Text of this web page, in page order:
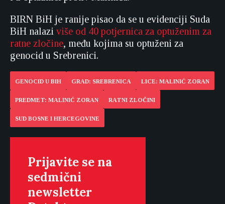
BIRN BiH je ranije pisao da se u evidenciji Suda
BiH nalazi više od 40 potjernica za optuženim za
ratne zločine, među kojima su optuženi za
genocid u Srebrenici.
GENOCID U BIH GRAD: SREBRENICA LICE: MALINIĆ ZORAN
PREDMET: MALINIĆ ZORAN RATNI ZLOČINI
SUD BOSNE I HERCEGOVINE
Prijavite se na
sedmični
newsletter